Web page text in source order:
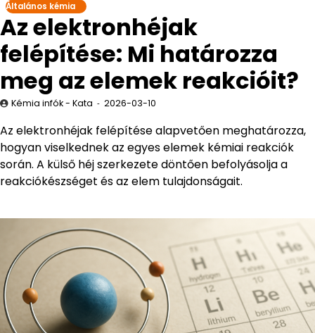
Általános kémia
Az elektronhéjak
felépítése: Mi határozza
meg az elemek reakcióit?
Kémia infók - Kata 2026-03-10
Az elektronhéjak felépítése alapvetően meghatározza,
hogyan viselkednek az egyes elemek kémiai reakciók
során. A külső héj szerkezete döntően befolyásolja a
reakciókészséget és az elem tulajdonságait.